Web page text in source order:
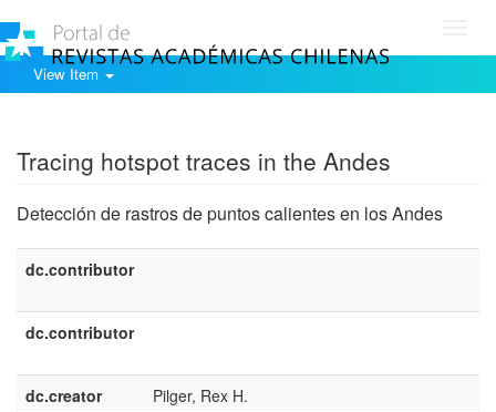
View Item
Tracing hotspot traces in the Andes
Detección de rastros de puntos calientes en los Andes
dc.contributor
dc.contributor
dc.creator
Pilger, Rex H.